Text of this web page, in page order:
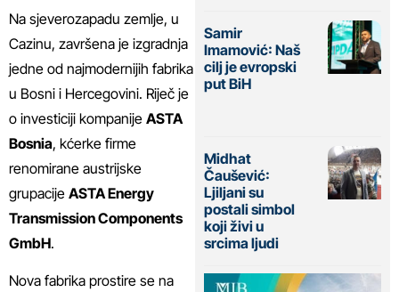
Na sjeverozapadu zemlje, u
Cazinu, završena je izgradnja
jedne od najmodernijih fabrika
u Bosni i Hercegovini. Riječ je
o investiciji kompanije ASTA
Bosnia, kćerke firme
renomirane austrijske
grupacije ASTA Energy
Transmission Components
GmbH.
Nova fabrika prostire se na
Samir
Imamović: Naš
cilj je evropski
put BiH
Midhat
Čaušević:
Ljiljani su
postali simbol
koji živi u
srcima ljudi